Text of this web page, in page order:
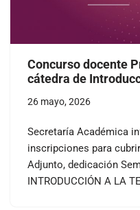
Concurso docente
cátedra de
26 mayo, 2026
Secretaría Académica
inscripciones para
Adjunto, dedicación
INTRODUCCIÓN A LA